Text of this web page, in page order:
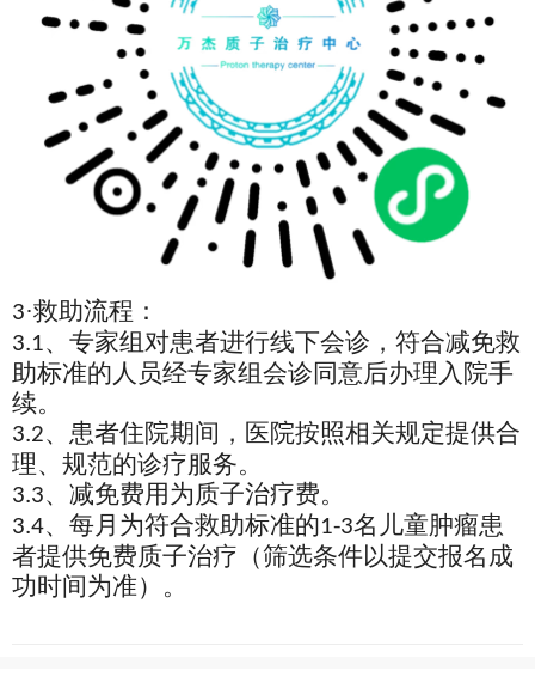
3·救助流程：
3.1、专家组对患者进行线下会诊，符合减免救
助标准的人员经专家组会诊同意后办理入院手
续。
3.2、患者住院期间，医院按照相关规定提供合
理、规范的诊疗服务。
3.3、减免费用为质子治疗费。
3.4、每月为符合救助标准的1-3名儿童肿瘤患
者提供免费质子治疗（筛选条件以提交报名成
功时间为准）。